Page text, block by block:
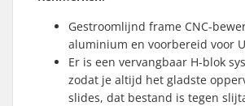
Gestroomlijnd frame CNC-
aluminium en voorbereid voor
Er is een vervangbaar H-blok
zodat je altijd het gladste
slides, dat bestand is tegen